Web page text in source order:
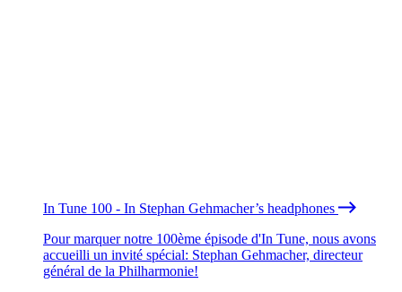
In Tune 100 - In Stephan Gehmacher’s headphones
Pour marquer notre 100ème épisode d'In Tune, nous avons
accueilli un invité spécial: Stephan Gehmacher, directeur
général de la Philharmonie!